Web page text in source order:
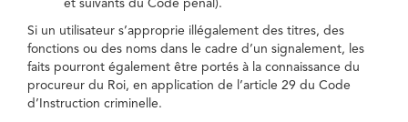
et suivants du Code pénal).
Si un utilisateur s’approprie illégalement des titres, des
fonctions ou des noms dans le cadre d’un signalement, les
faits pourront également être portés à la connaissance du
procureur du Roi, en application de l’article 29 du Code
d’Instruction criminelle.